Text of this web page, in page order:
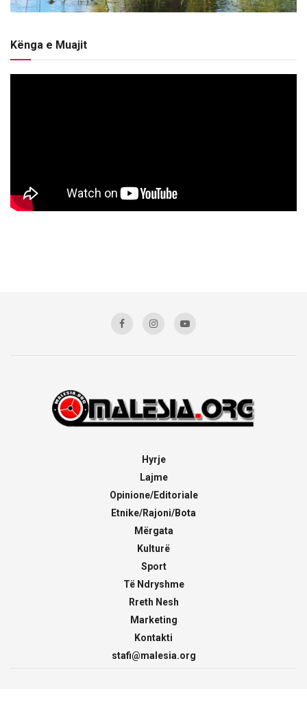
Kënga e Muajit
Hyrje
Lajme
Opinione/Editoriale
Etnike/Rajoni/Bota
Mërgata
Kulturë
Sport
Të Ndryshme
Rreth Nesh
Marketing
Kontakti
stafi@malesia.org